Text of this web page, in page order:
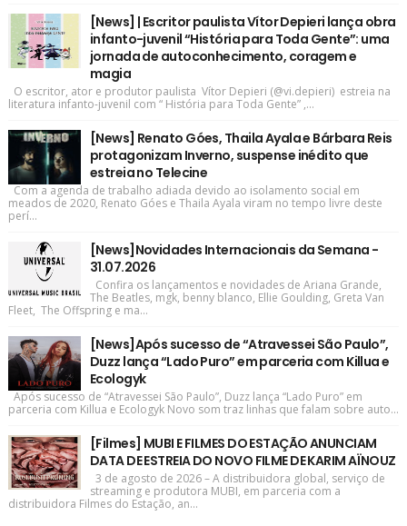
[News] | Escritor paulista Vítor Depieri lança obra
infanto-juvenil “História para Toda Gente”: uma
jornada de autoconhecimento, coragem e
magia
O escritor, ator e produtor paulista Vítor Depieri (@vi.depieri) estreia na
literatura infanto-juvenil com “ História para Toda Gente” ,...
[News] Renato Góes, Thaila Ayala e Bárbara Reis
protagonizam Inverno, suspense inédito que
estreia no Telecine
Com a agenda de trabalho adiada devido ao isolamento social em
meados de 2020, Renato Góes e Thaila Ayala viram no tempo livre deste
perí...
[News]Novidades Internacionais da Semana -
31.07.2026
Confira os lançamentos e novidades de Ariana Grande,
The Beatles, mgk, benny blanco, Ellie Goulding, Greta Van
Fleet, The Offspring e ma...
[News]Após sucesso de “Atravessei São Paulo”,
Duzz lança “Lado Puro” em parceria com Killua e
Ecologyk
Após sucesso de “Atravessei São Paulo”, Duzz lança “Lado Puro” em
parceria com Killua e Ecologyk Novo som traz linhas que falam sobre auto...
[Filmes] MUBI E FILMES DO ESTAÇÃO ANUNCIAM
DATA DE ESTREIA DO NOVO FILME DE KARIM AÏNOUZ
3 de agosto de 2026 – A distribuidora global, serviço de
streaming e produtora MUBI, em parceria com a
distribuidora Filmes do Estação, an...